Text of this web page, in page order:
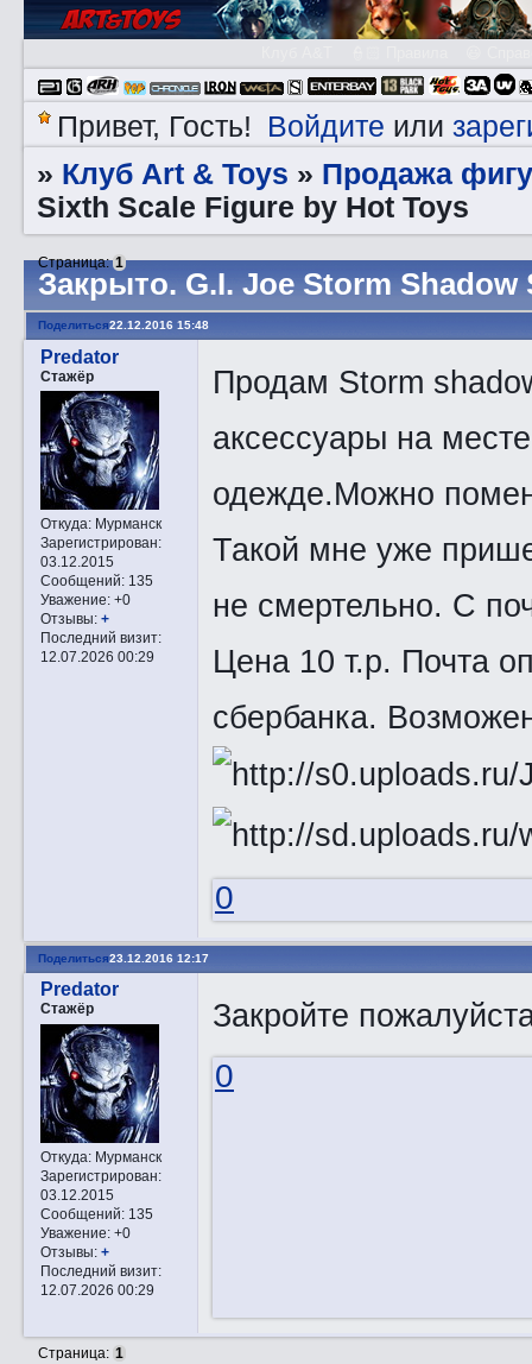
Привет, Гость! Войдите или
» Клуб Art & Toys » Продажа
Sixth Scale Figure by Hot Toys
Закрытo. G.I. Joe Storm
Страница:1
Поделиться22.12.2016 15:48
Predator
Стажёр
Откуда:Мурманск
Зарегистрирован:
03.12.2015
Сообщений:135
Уважение: +0
Отзывы: +
Последний визит:
12.07.2026 00:29
Продам Storm
аксессуары на
одежде.Можно
Такой мне уже
не смертельно. С
Цена 10 т.р. Почта
сбербанка.
0
Поделиться23.12.2016 12:17
Predator
Стажёр
Откуда:Мурманск
Зарегистрирован:
03.12.2015
Сообщений:135
Уважение: +0
Отзывы: +
Последний визит:
12.07.2026 00:29
Закройте
0
Страница: 1